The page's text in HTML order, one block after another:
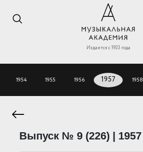
Издается с 1933 года
1954 1955 1956 1957 1958
Выпуск № 9 (226) | 1957